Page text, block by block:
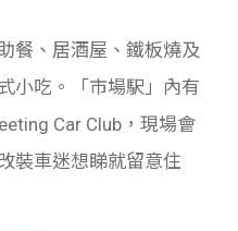
餐、居酒屋、鐵板燒及
小吃。「市場駅」內有
Car Club，現場會
裝車迷想睇就留意住